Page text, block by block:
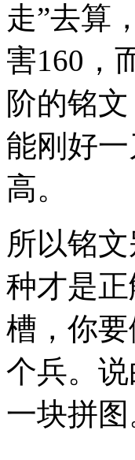
走”去算
害160，
阶的铭
能刚好
高。
所以铭
种才是
槽，你
个兵。
一块拼图